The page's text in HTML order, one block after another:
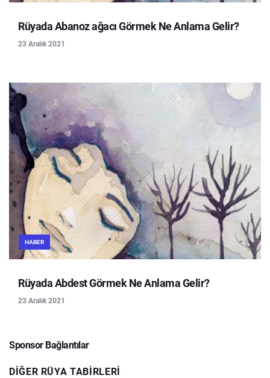
Rüyada Abanoz ağacı Görmek Ne Anlama Gelir?
23 Aralık 2021
HABER
Rüyada Abdest Görmek Ne Anlama Gelir?
23 Aralık 2021
Sponsor Bağlantılar
DIĞER RÜYA TABIRLERI